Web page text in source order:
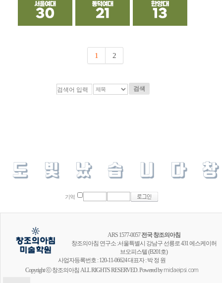
1 2
검색
기억
ARS 1577-0057전국 창조의아침
창조의아침 연구소 :서울특별시 강남구 선릉로 431 에스케이허
브오피스텔 (B201호)
사업자등록번호 : 120-11-06624 대표자 : 박 정 원
Copyright ⓒ 창조의아침 ALL RIGHTS RESERVED. Powered bymidaeipsi.com